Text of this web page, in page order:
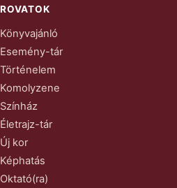
ROVATOK
Könyvajánló
Esemény-tár
Történelem
Komolyzene
Színház
Életrajz-tár
Új kor
Képhatás
Oktató(ra)